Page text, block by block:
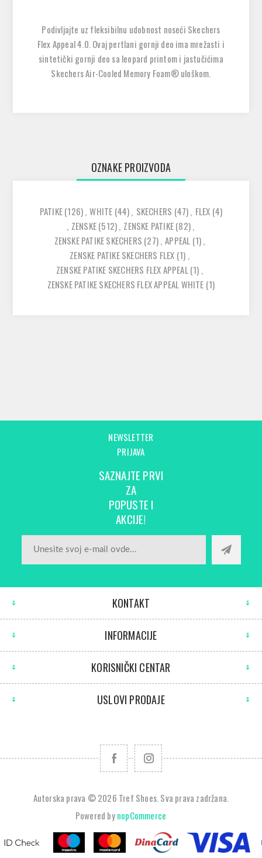
Podivljajte uz fleksibilnu udobnost noseći Skechers
Flex Appeal 4.0. Ovaj pertlani gornji deo ima mrežasti i
sintetički gornji deo sa leopard printom i jastučićima
Skechers Air-Cooled Memory Foam® uloškom.
OZNAKE PROIZVODA
PATIKE(126), WHITE (44), SKECHERS (47), FLEX (4)
, ZENSKE(512), ZENSKE PATIKE(82),
ZENSKE PATIKE SKECHERS (27), APPEAL (1),
ZENSKE PATIKE SKECHERS FLEX (1) ,
ZENSKE PATIKE SKECHERS FLEX APPEAL (1) ,
ZENSKE PATIKE SKECHERS FLEX APPEAL WHITE (1)
NEWSLETTER
PRIJAVA
SAZNAJTE PRVI
ZA
POPUSTE I
AKCIJE!
KONTAKT
INFORMACIJE
KORISNIČKI CENTAR
USLOVI PRODAJE
Autorska prava © 2026 Tref Shoes. Sva prava zadržana.
Powered bynopCommerce